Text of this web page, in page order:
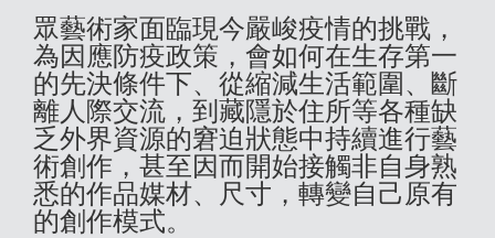
眾藝術家面臨現今嚴峻疫情的挑戰，
為因應防疫政策，會如何在生存第一
的先決條件下、從縮減生活範圍、斷
離人際交流，到藏隱於住所等各種缺
乏外界資源的窘迫狀態中持續進行藝
術創作，甚至因而開始接觸非自身熟
悉的作品媒材、尺寸，轉變自己原有
的創作模式。